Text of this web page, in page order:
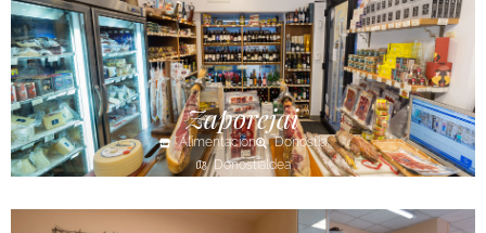
Zaporejai
Alimentación
Donostia
Donostialdea